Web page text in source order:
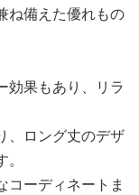
ね備えた優れもの
効果もあり、リラ
、ロング丈のデザ
コーディネートま